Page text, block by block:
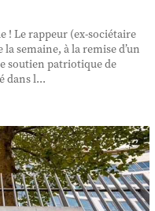
! Le rappeur (ex-sociétaire
semaine, à la remise d’un
soutien patriotique de
dans l...